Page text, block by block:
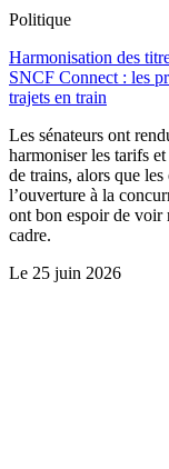
Politique
Harmonisation des
SNCF Connect : les
trajets en train
Les sénateurs ont
harmoniser les tarifs
de trains, alors que
l’ouverture à la
ont bon espoir de voir
cadre.
Le 25 juin 2026